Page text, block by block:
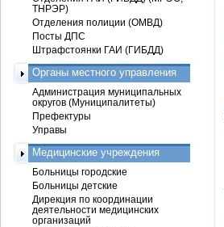
ТНРЭР)
Отделения полиции (ОМВД)
Посты ДПС
Штрафстоянки ГАИ (ГИБДД)
Органы местного управления
Администрация муниципальных
округов (Муниципалитеты)
Префектуры
Управы
Медицинские учреждения
Больницы городские
Больницы детские
Дирекция по координации
деятельности медицинских
организаций